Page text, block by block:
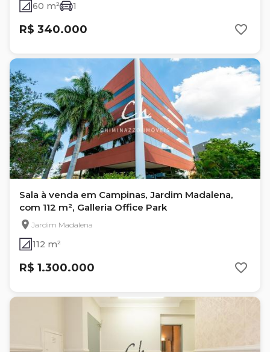
60 m² 1
R$ 340.000
Sala à venda em Campinas, Jardim Madalena,
com 112 m², Galleria Office Park
Jardim Madalena
112 m²
R$ 1.300.000